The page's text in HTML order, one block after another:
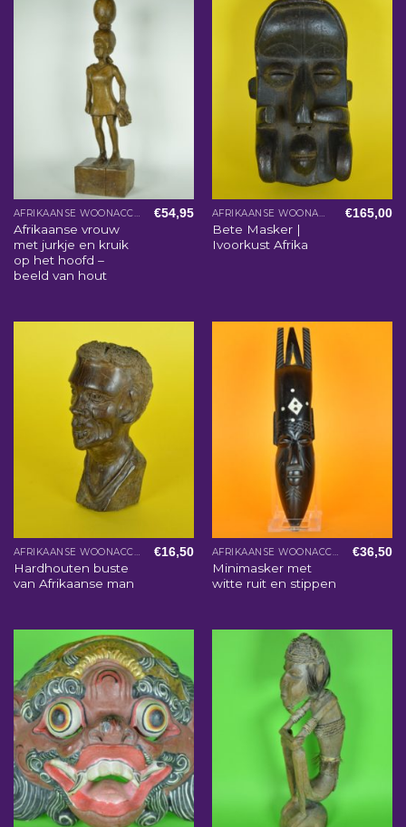
AFRIKAANSE WOONACCESSOIRES
Afrikaanse vrouw
met jurkje en kruik
op het hoofd –
beeld van hout
€54,95 AFRIKAANSE WOONACCESSOIRES
Bete Masker |
Ivoorkust Afrika
€165,00
AFRIKAANSE WOONACCESSOIRES
Hardhouten buste
van Afrikaanse man
€16,50 AFRIKAANSE WOONACCESSOIRES
Minimasker met
witte ruit en stippen
€36,50